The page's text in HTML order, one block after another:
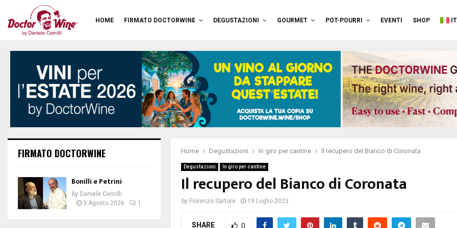
HOME FIRMATO DOCTORWINE DEGUSTAZIONI GOURMET POT-POURRI EVENTI SHOP
Home Degustazioni In giro per cantine Il recupero del Bianco di Coronata
Degustazioni In giro per cantine
Il recupero del Bianco di Coronata
by Fiorenzo Sartore 19 Luglio 2023
SHARE 0
FIRMATO DOCTORWINE
Bonilli e Petrini
by Daniele Cernilli
3 Agosto 2026
1